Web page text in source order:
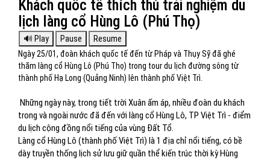
Khách quốc tế thích thú trải nghiệm du
lịch làng cổ Hùng Lô (Phú Thọ)
Ngày 25/01, đoàn khách quốc tế đến từ Pháp và Thụy Sỹ đã ghé
thăm làng cổ Hùng Lô (Phú Thọ) trong tour du lịch đường sông từ
thành phố Hạ Long (Quảng Ninh) lên thành phố Việt Trì.
Những ngày này, trong tiết trời Xuân ấm áp, nhiều đoàn du khách
trong và ngoài nước đã đến với làng cổ Hùng Lô, TP Việt Trì - điểm
du lịch cộng đồng nổi tiếng của vùng Đất Tổ.
Làng cổ Hùng Lô (thành phố Việt Trì) là 1 địa chỉ nổi tiếng, có bề
dày truyền thống lịch sử lưu giữ quần thể kiến trúc thời kỳ Hùng